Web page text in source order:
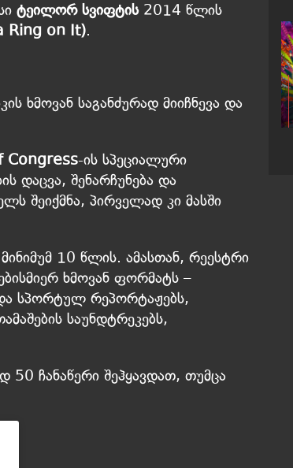
ტეილორ სვიფტის2014 წლის
Ring on It).
ხმოვან საგანძურად მიიჩნევა და
Congress-ის სპეციალური
დაცვა, შენარჩუნება და
შეიქმნა, პირველად კი მასში
10 წლის. ამასთან, რეესტრი
ხმოვან ფორმატს –
სპორტულ რეპორტაჟებს,
საუნდტრეკებს,
ჩანაწერი შეჰყავდათ, თუმცა